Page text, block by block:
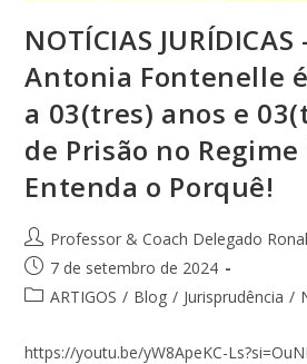
NOTÍCIAS
Antonia Fontenelle
a 03(tres) anos e
de Prisão no
Entenda o Porquê!
Professor & Coach Delegado
7 de setembro de 2024
ARTIGOS / Blog / Jurisprudência /
https://youtu.be/yW8ApeKC-